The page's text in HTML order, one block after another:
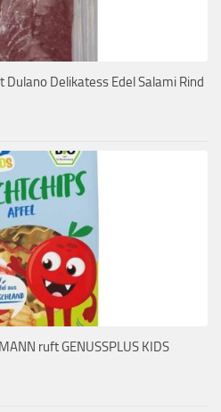
Delikatess Edel Salami Rind
ruft GENUSSPLUS KIDS